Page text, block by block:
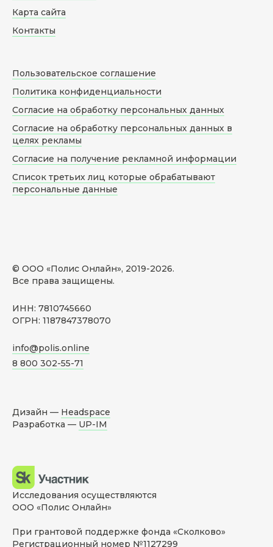
© ООО «Полис Онлайн», 2019-2026.
Все права защищены.
ИНН: 7810745660
ОГРН: 1187847378070
info@polis.online
8 800 302-55-71
Карта сайта
Контакты
Пользовательское соглашение
Политика конфиденциальности
Согласие на обработку персональных данных
Согласие на обработку персональных данных в
целях рекламы
Согласие на получение рекламной информации
Список третьих лиц которые обрабатывают
персональные данные
Дизайн — Headspace
Разработка — UP-IM
Исследования осуществляются
ООО «Полис Онлайн»
При грантовой поддержке фонда «Сколково»
Регистрационный номер №1127299